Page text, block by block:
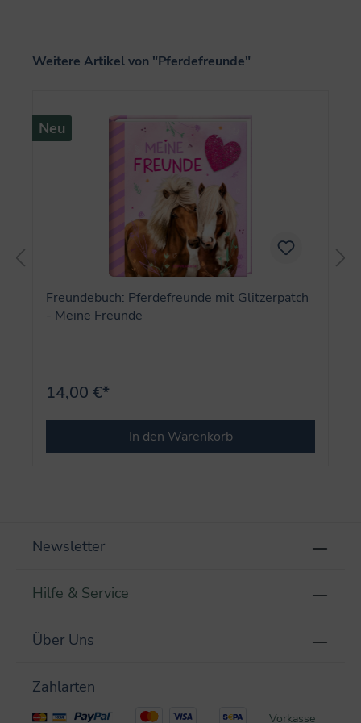
Produktgalerie überspringen
Weitere Artikel von "Pferdefreunde"
Neu
Freundebuch: Pferdefreunde mit Glitzerpatch
- Meine Freunde
14,00 €*
In den Warenkorb
Newsletter
Hilfe & Service
Über Uns
Zahlarten
Vorkasse